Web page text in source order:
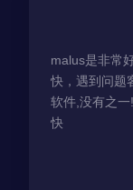
malus是非常
快，遇到问题
软件,没有之
快